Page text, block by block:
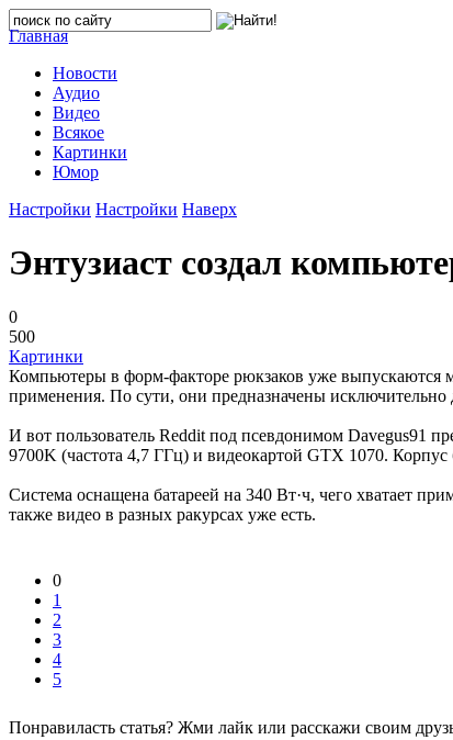
Главная
Новости
Аудио
Видео
Всякое
Картинки
Юмор
Настройки Настройки Наверх
Энтузиаст создал
0
500
Картинки
Компьютеры в форм-факторе рюкзаков уже выпускаются
применения. По сути, они предназначены исключительно
И вот пользователь Reddit под псевдонимом Davegus91
9700K (частота 4,7 ГГц) и видеокартой GTX 1070.
Система оснащена батареей на 340 Вт·ч, чего хватает
также видео в разных ракурсах уже есть.
0
1
2
3
4
5
Понравиласть статья? Жми лайк или расскажи своим